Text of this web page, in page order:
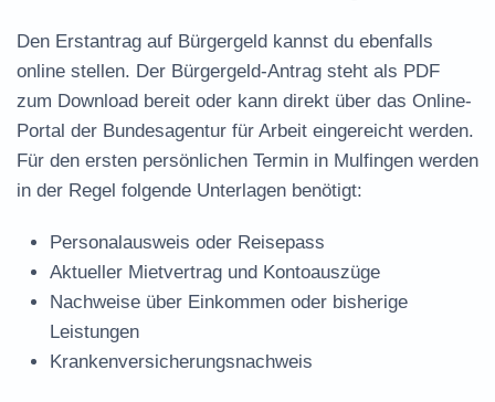
Den Erstantrag auf Bürgergeld kannst du ebenfalls
online stellen. Der Bürgergeld-Antrag steht als PDF
zum Download bereit oder kann direkt über das Online-
Portal der Bundesagentur für Arbeit eingereicht werden.
Für den ersten persönlichen Termin in Mulfingen werden
in der Regel folgende Unterlagen benötigt:
Personalausweis oder Reisepass
Aktueller Mietvertrag und Kontoauszüge
Nachweise über Einkommen oder bisherige
Leistungen
Krankenversicherungsnachweis